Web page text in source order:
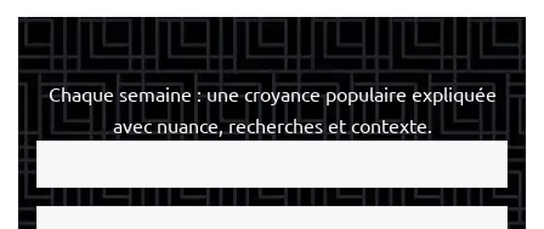
Chaque semaine : une croyance populaire expliquée
avec nuance, recherches et contexte.
Votre
e-
mail
Votre